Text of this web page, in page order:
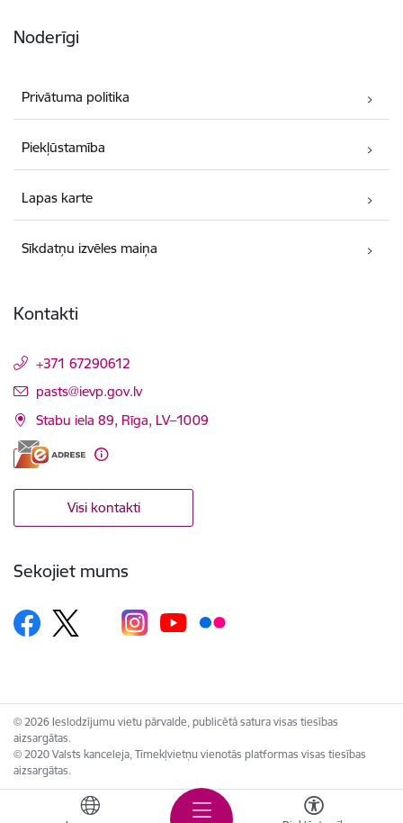
Noderīgi
Privātuma politika
Piekļūstamība
Lapas karte
Sīkdatņu izvēles maiņa
Kontakti
+371 67290612
E-pasts:
pasts@ievp.gov.lv
Stabu iela 89, Rīga, LV–1009
Visi kontakti
Sekojiet mums
© 2026 Ieslodzījumu vietu pārvalde, publicētā satura visas tiesības
aizsargātas.
© 2020 Valsts kanceleja, Tīmekļvietņu vienotās platformas visas tiesības
aizsargātas.